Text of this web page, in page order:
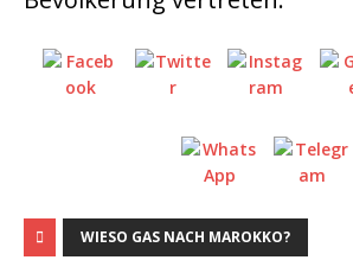
WIESO GAS NACH MAROKKO?